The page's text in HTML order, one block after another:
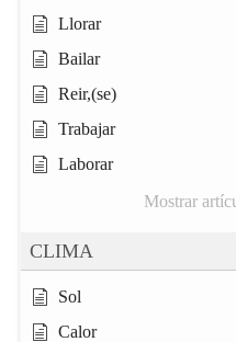
Llorar
Bailar
Reir,(se)
Trabajar
Laborar
Mostrar
CLIMA
Sol
Calor